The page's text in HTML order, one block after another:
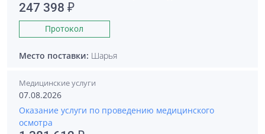
247 398 ₽
Протокол
Место поставки: Шарья
Медицинские услуги
07.08.2026
Оказание услуги по проведению медицинского
осмотра